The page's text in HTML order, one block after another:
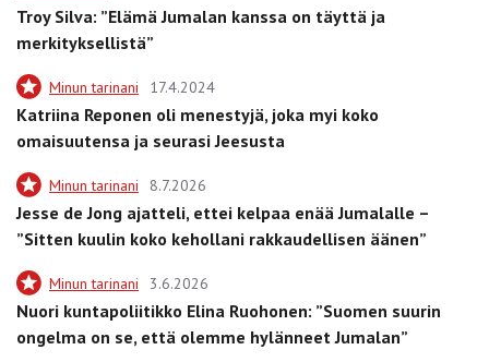
Troy Silva: ”Elämä Jumalan kanssa on täyttä ja
merkityksellistä”
Minun tarinani 17.4.2024
Katriina Reponen oli menestyjä, joka myi koko
omaisuutensa ja seurasi Jeesusta
Minun tarinani 8.7.2026
Jesse de Jong ajatteli, ettei kelpaa enää Jumalalle –
”Sitten kuulin koko kehollani rakkaudellisen äänen”
Minun tarinani 3.6.2026
Nuori kuntapoliitikko Elina Ruohonen: ”Suomen suurin
ongelma on se, että olemme hylänneet Jumalan”